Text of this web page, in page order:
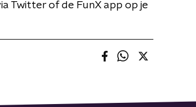
Twitter of de FunX app op je